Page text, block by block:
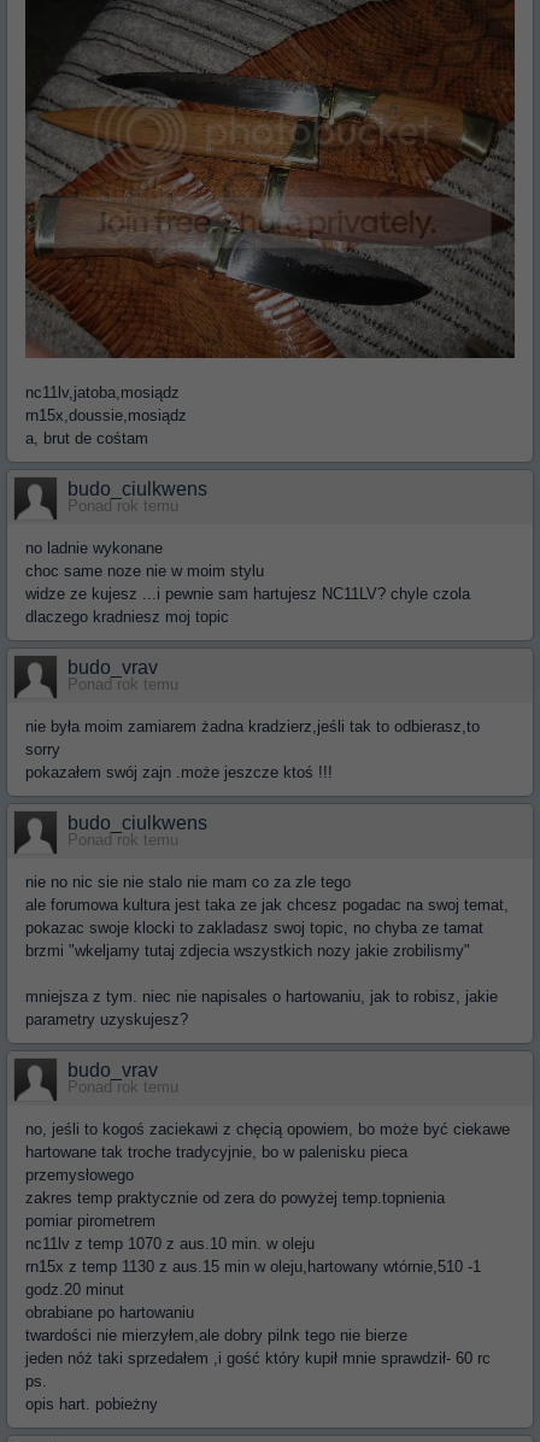
nc11lv,jatoba,mosiądz
rn15x,doussie,mosiądz
a, brut de cośtam
budo_ciulkwens
Ponad rok temu
no ladnie wykonane
choc same noze nie w moim stylu
widze ze kujesz ...i pewnie sam hartujesz NC11LV? chyle czola
dlaczego kradniesz moj topic
budo_vrav
Ponad rok temu
nie była moim zamiarem żadna kradzierz,jeśli tak to odbierasz,to
sorry
pokazałem swój zajn .może jeszcze ktoś !!!
budo_ciulkwens
Ponad rok temu
nie no nic sie nie stalo nie mam co za zle tego
ale forumowa kultura jest taka ze jak chcesz pogadac na swoj temat,
pokazac swoje klocki to zakladasz swoj topic, no chyba ze tamat
brzmi "wkeljamy tutaj zdjecia wszystkich nozy jakie zrobilismy"
mniejsza z tym. niec nie napisales o hartowaniu, jak to robisz, jakie
parametry uzyskujesz?
budo_vrav
Ponad rok temu
no, jeśli to kogoś zaciekawi z chęcią opowiem, bo może być ciekawe
hartowane tak troche tradycyjnie, bo w palenisku pieca
przemysłowego
zakres temp praktycznie od zera do powyżej temp.topnienia
pomiar pirometrem
nc11lv z temp 1070 z aus.10 min. w oleju
rn15x z temp 1130 z aus.15 min w oleju,hartowany wtórnie,510 -1
godz.20 minut
obrabiane po hartowaniu
twardości nie mierzyłem,ale dobry pilnk tego nie bierze
jeden nóż taki sprzedałem ,i gość który kupił mnie sprawdził- 60 rc
ps.
opis hart. pobieżny